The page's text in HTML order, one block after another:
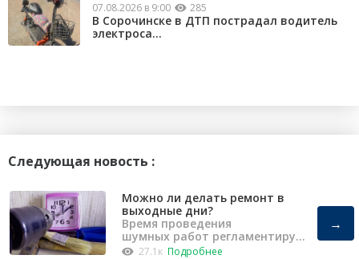
07.08.2026 в 9:00 285
В Сорочинске в ДТП пострадал водитель
электроса...
Следующая новость :
Можно ли делать ремонт в
выходные дни?
Время проведения
шумных работ регламентирует
«Закон о тишине».
27.1к Подробнее
→